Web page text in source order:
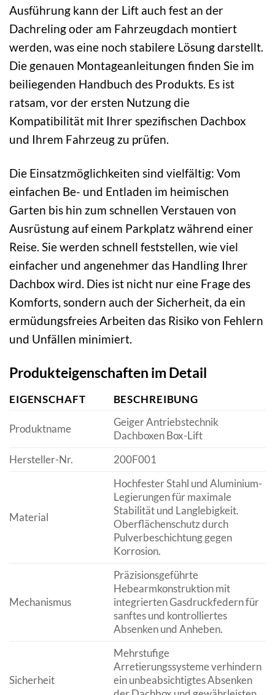
Ausführung kann der Lift auch fest an der
Dachreling oder am Fahrzeugdach montiert
werden, was eine noch stabilere Lösung darstellt.
Die genauen Montageanleitungen finden Sie im
beiliegenden Handbuch des Produkts. Es ist
ratsam, vor der ersten Nutzung die
Kompatibilität mit Ihrer spezifischen Dachbox
und Ihrem Fahrzeug zu prüfen.
Die Einsatzmöglichkeiten sind vielfältig: Vom
einfachen Be- und Entladen im heimischen
Garten bis hin zum schnellen Verstauen von
Ausrüstung auf einem Parkplatz während einer
Reise. Sie werden schnell feststellen, wie viel
einfacher und angenehmer das Handling Ihrer
Dachbox wird. Dies ist nicht nur eine Frage des
Komforts, sondern auch der Sicherheit, da ein
ermüdungsfreies Arbeiten das Risiko von Fehlern
und Unfällen minimiert.
Produkteigenschaften im Detail
EIGENSCHAFT BESCHREIBUNG
Produktname
Geiger Antriebstechnik
Dachboxen Box-Lift
Hersteller-Nr.
200F001
Material
Hochfester Stahl und Aluminium-
Legierungen für maximale
Stabilität und Langlebigkeit.
Oberflächenschutz durch
Pulverbeschichtung gegen
Korrosion.
Mechanismus
Präzisionsgeführte
Hebearmkonstruktion mit
integrierten Gasdruckfedern für
sanftes und kontrolliertes
Absenken und Anheben.
Sicherheit
Mehrstufige
Arretierungssysteme verhindern
ein unbeabsichtigtes Absenken